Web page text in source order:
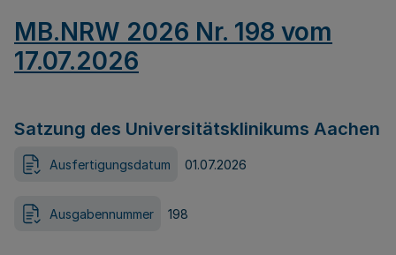
MB.NRW 2026 Nr. 198 vom
17.07.2026
Satzung des Universitätsklinikums Aachen
Ausfertigungsdatum 01.07.2026
Ausgabennummer 198